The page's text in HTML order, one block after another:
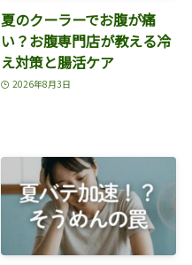
夏のクーラーでお腹が痛
い？お腹専門店が教える冷
え対策と腸活ケア
2026年8月3日